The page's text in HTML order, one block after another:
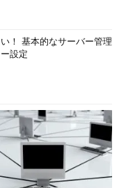
！ 基本的なサーバー管理
設定